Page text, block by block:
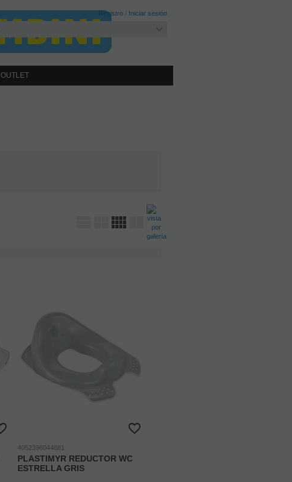
Registro / Iniciar sesión
OUTLET
4052396044881
PLASTIMYR REDUCTOR WC
ESTRELLA GRIS